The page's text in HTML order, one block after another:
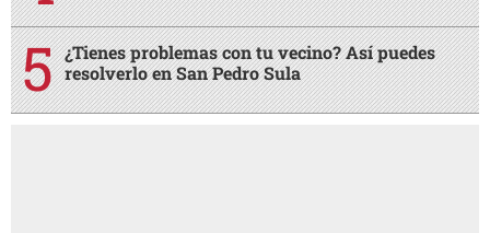
¿Tienes problemas con tu vecino? Así puedes
resolverlo en San Pedro Sula